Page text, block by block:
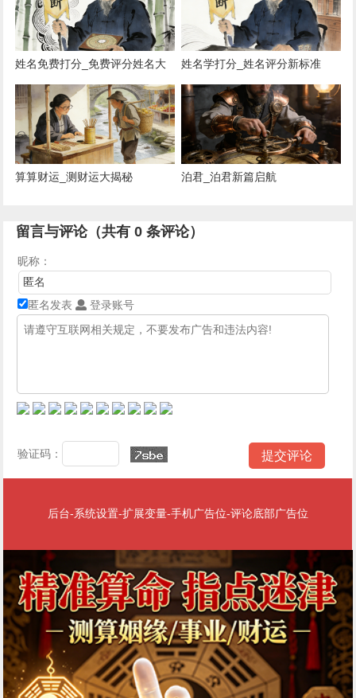
姓名免费打分_免费评分姓名大
公开
姓名学打分_姓名评分新标准
算算财运_测财运大揭秘 泊君_泊君新篇启航
留言与评论（共有0 条评论）
昵称：
匿名发表 登录账号
验证码：
后台-系统设置-扩展变量-手机广告位-评论底部广告位